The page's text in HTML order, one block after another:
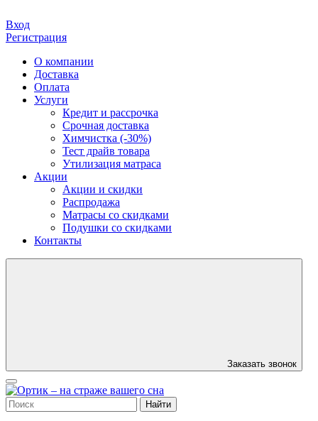
Вход
Регистрация
О компании
Доставка
Оплата
Услуги
Кредит и рассрочка
Срочная доставка
Химчистка (-30%)
Тест драйв товара
Утилизация матраса
Акции
Акции и скидки
Распродажа
Матрасы со скидками
Подушки со скидками
Контакты
Заказать звонок
Найти